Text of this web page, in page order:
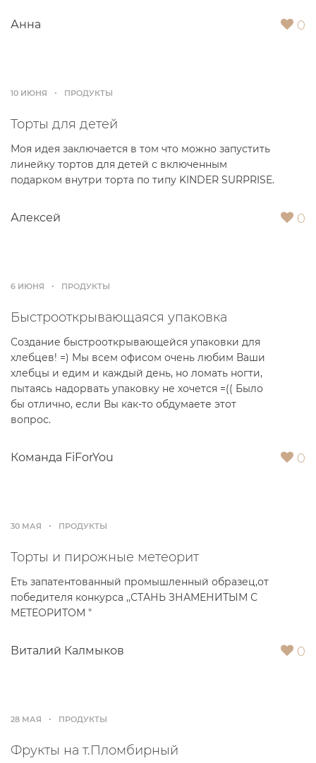
Анна 0
10 ИЮНЯ ПРОДУКТЫ
Торты для детей
Моя идея заключается в том что можно запустить
линейку тортов для детей с включенным
подарком внутри торта по типу KINDER SURPRISE.
Алексей 0
6 ИЮНЯ ПРОДУКТЫ
Быстрооткрывающаяся упаковка
Создание быстрооткрывающейся упаковки для
хлебцев! =) Мы всем офисом очень любим Ваши
хлебцы и едим и каждый день, но ломать ногти,
пытаясь надорвать упаковку не хочется =(( Было
бы отлично, если Вы как-то обдумаете этот
вопрос.
Команда FiForYou 0
30 МАЯ ПРОДУКТЫ
Торты и пирожные метеорит
Еть запатентованный промышленный образец,от
победителя конкурса ,,СТАНЬ ЗНАМЕНИТЫМ С
МЕТЕОРИТОМ "
Виталий Калмыков 0
28 МАЯ ПРОДУКТЫ
Фрукты на т.Пломбирный